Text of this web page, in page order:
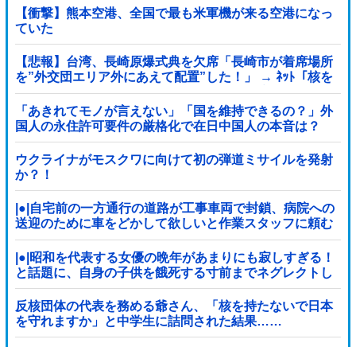
【衝撃】熊本空港、全国で最も米軍機が来る空港になっ
ていた
【悲報】台湾、長崎原爆式典を欠席「長崎市が着席場所
を”外交団エリア外にあえて配置”した！」 → ﾈｯﾄ「核を
持つ中国に屈指した！」「失礼すぎ」「台湾は筋通し
た！」ｗｗｗｗｗ
「あきれてモノが言えない」「国を維持できるの？」外
国人の永住許可要件の厳格化で在日中国人の本音は？
ウクライナがモスクワに向けて初の弾道ミサイルを発射
か？！
|●|自宅前の一方通行の道路が工事車両で封鎖、病院への
送迎のために車をどかして欲しいと作業スタッフに頼む
と……
|●|昭和を代表する女優の晩年があまりにも寂しすぎる！
と話題に、自身の子供を餓死する寸前までネグレクトし
た挙句……
反核団体の代表を務める爺さん、「核を持たないで日本
を守れますか」と中学生に詰問された結果……